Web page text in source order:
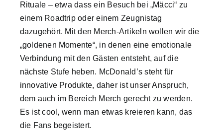
Rituale – etwa dass ein Besuch bei „Mäcci“ zu
einem Roadtrip oder einem Zeugnistag
dazugehört. Mit den Merch-Artikeln wollen wir die
„goldenen Momente“, in denen eine emotionale
Verbindung mit den Gästen entsteht, auf die
nächste Stufe heben. McDonald’s steht für
innovative Produkte, daher ist unser Anspruch,
dem auch im Bereich Merch gerecht zu werden.
Es ist cool, wenn man etwas kreieren kann, das
die Fans begeistert.